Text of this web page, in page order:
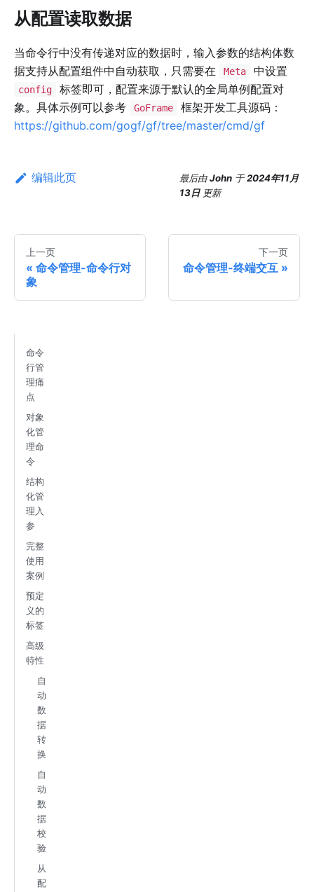
从配置读取数据
当命令行中没有传递对应的数据时，输入参数的结构体数
据支持从配置组件中自动获取，只需要在
Meta 中设置
config
标签即可，配置来源于默认的全局单例配置对
象。具体示例可以参考
GoFrame
框架开发工具源码：
https://github.com/gogf/gf/tree/master/cmd/gf
编辑此页 最后由John 于2024年11月
13日 更新
上一页
命令管理-命令行对
象
下一页
命令管理-终端交互
命令
行管
理痛
点
对象
化管
理命
令
结构
化管
理入
参
完整
使用
案例
预定
义的
标签
高级
特性
自
动
数
据
转
换
自
动
数
据
校
验
从
配